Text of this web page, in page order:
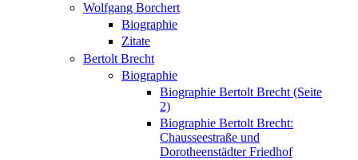
Wolfgang Borchert
Biographie
Zitate
Bertolt Brecht
Biographie
Biographie Bertolt Brecht (Seite
2)
Biographie Bertolt Brecht:
Chausseestraße und
Dorotheenstädter Friedhof